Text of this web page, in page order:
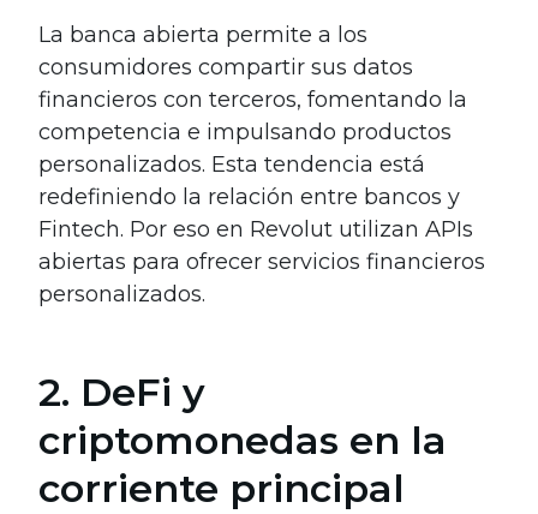
La banca abierta permite a los
consumidores compartir sus datos
financieros con terceros, fomentando la
competencia e impulsando productos
personalizados. Esta tendencia está
redefiniendo la relación entre bancos y
Fintech. Por eso en Revolut utilizan APIs
abiertas para ofrecer servicios financieros
personalizados.
2. DeFi y
criptomonedas en la
corriente principal